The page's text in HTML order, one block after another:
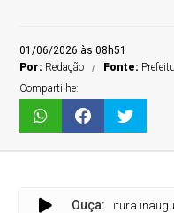
01/06/2026 às 08h51
Por: Redação Fonte:
Compartilhe:
Ouça:
Prefeitura inaugura mais